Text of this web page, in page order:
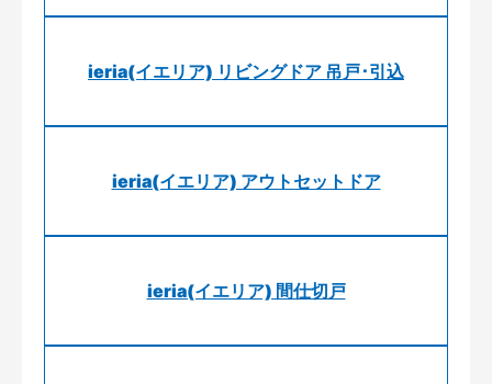
ieria(イエリア) リビングドア 吊戸･引込
ieria(イエリア) アウトセットドア
ieria(イエリア) 間仕切戸